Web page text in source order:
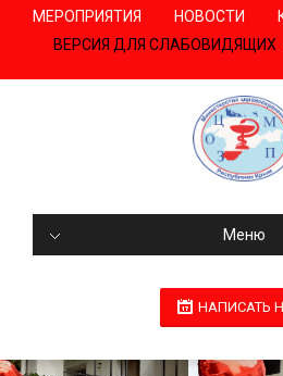
МЕРОПРИЯТИЯ НОВОСТИ
ВЕРСИЯ ДЛЯ СЛАБОВИДЯЩИХ
Меню
НАПИСАТЬ